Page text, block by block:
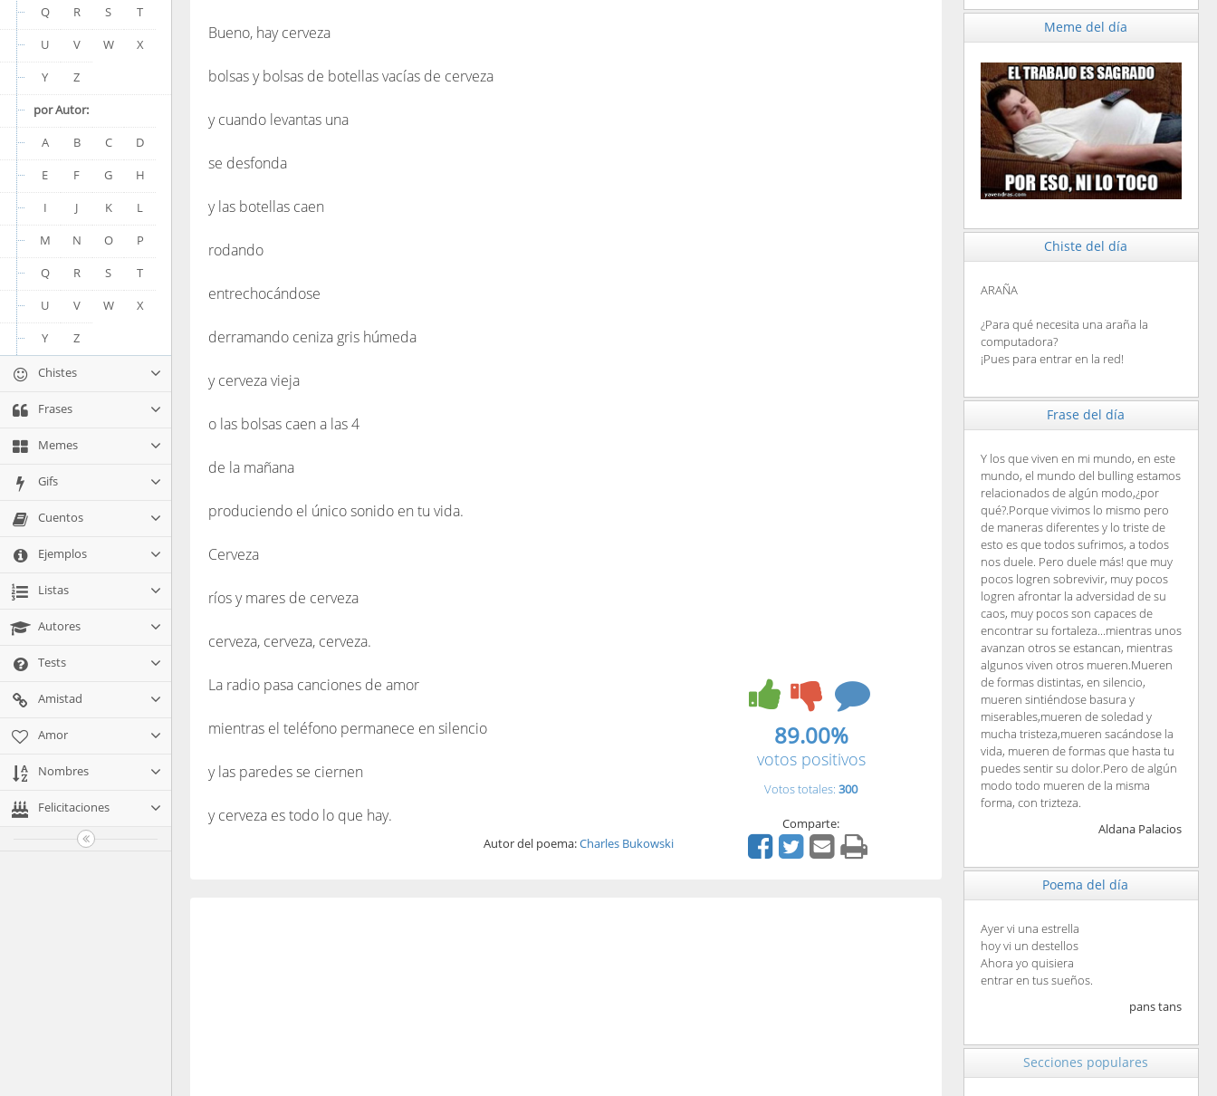
Q
R S
T
U
V W
X
Y
Z
por Autor:
A
B C
D
E
F G
H
I
J K
L
M
N O
P
Q
R S
T
U
V W
X
Y
Z
Chistes
Frases
Memes
Gifs
Cuentos
Ejemplos
Listas
Autores
Tests
Amistad
Amor
Nombres
Felicitaciones
Bueno, hay cerveza
bolsas y bolsas de botellas vacías de cerveza
y cuando levantas una
se desfonda
y las botellas caen
rodando
entrechocándose
derramando ceniza gris húmeda
y cerveza vieja
o las bolsas caen a las 4
de la mañana
produciendo el único sonido en tu vida.
Cerveza
ríos y mares de cerveza
cerveza, cerveza, cerveza.
La radio pasa canciones de amor
mientras el teléfono permanece en silencio
y las paredes se ciernen
y cerveza es todo lo que hay.
Autor del poema:Charles Bukowski
89.00%
votos positivos
Votos totales: 300
Comparte:
Meme del día
Chiste del día
ARAÑA
¿Para qué necesita una araña la
computadora?
¡Pues para entrar en la red!
Frase del día
Y los que viven en mi mundo, en este
mundo, el mundo del bulling estamos
relacionados de algún modo,¿por
qué?.Porque vivimos lo mismo pero
de maneras diferentes y lo triste de
esto es que todos sufrimos, a todos
nos duele. Pero duele más! que muy
pocos logren sobrevivir, muy pocos
logren afrontar la adversidad de su
caos, muy pocos son capaces de
encontrar su fortaleza...mientras unos
avanzan otros se estancan, mientras
algunos viven otros mueren.Mueren
de formas distintas, en silencio,
mueren sintiéndose basura y
miserables,mueren de soledad y
mucha tristeza,mueren sacándose la
vida, mueren de formas que hasta tu
puedes sentir su dolor.Pero de algún
modo todo mueren de la misma
forma, con trizteza.
Aldana Palacios
Poema del día
Ayer vi una estrella
hoy vi un destellos
Ahora yo quisiera
entrar en tus sueños.
pans tans
Secciones populares